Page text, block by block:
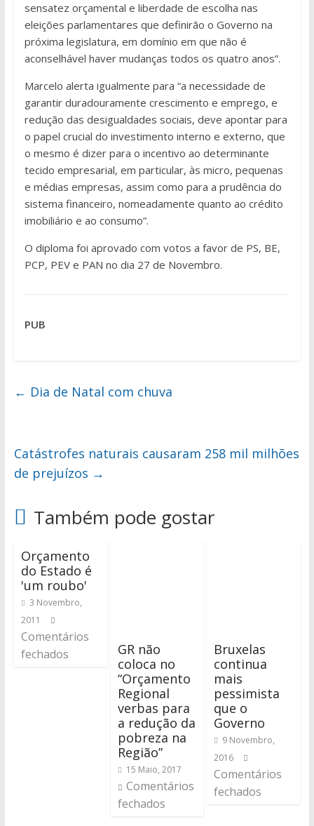
sensatez orçamental e liberdade de escolha nas
eleições parlamentares que definirão o Governo na
próxima legislatura, em domínio em que não é
aconselhável haver mudanças todos os quatro anos”.
Marcelo alerta igualmente para “a necessidade de
garantir duradouramente crescimento e emprego, e
redução das desigualdades sociais, deve apontar para
o papel crucial do investimento interno e externo, que
o mesmo é dizer para o incentivo ao determinante
tecido empresarial, em particular, às micro, pequenas
e médias empresas, assim como para a prudência do
sistema financeiro, nomeadamente quanto ao crédito
imobiliário e ao consumo”.
O diploma foi aprovado com votos a favor de PS, BE,
PCP, PEV e PAN no dia 27 de Novembro.
PUB
← Dia de Natal com chuva
Catástrofes naturais causaram 258 mil milhões
de prejuízos →
Também pode gostar
Orçamento
do Estado é
'um roubo'
3 Novembro,
2011
Comentários
fechados
GR não
coloca no
“Orçamento
Regional
verbas para
a redução da
pobreza na
Região”
15 Maio, 2017
Comentários
fechados
Bruxelas
continua
mais
pessimista
que o
Governo
9 Novembro,
2016
Comentários
fechados